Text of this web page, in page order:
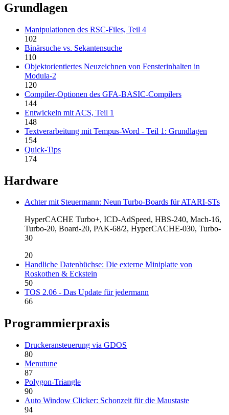
Grundlagen
Manipulationen des RSC-Files, Teil 4
102
Binärsuche vs. Sekantensuche
110
Objektorientiertes Neuzeichnen von Fensterinhalten in
Modula-2
120
Compiler-Optionen des GFA-BASIC-Compilers
144
Entwickeln mit ACS, Teil 1
148
Textverarbeitung mit Tempus-Word - Teil 1: Grundlagen
154
Quick-Tips
174
Hardware
Achter mit Steuermann: Neun Turbo-Boards für ATARI-STs
HyperCACHE Turbo+, ICD-AdSpeed, HBS-240, Mach-16,
Turbo-20, Board-20, PAK-68/2, HyperCACHE-030, Turbo-
30
20
Handliche Datenbüchse: Die externe Miniplatte von
Roskothen & Eckstein
50
TOS 2.06 - Das Update für jedermann
66
Programmierpraxis
Druckeransteuerung via GDOS
80
Menutune
87
Polygon-Triangle
90
Auto Window Clicker: Schonzeit für die Maustaste
94